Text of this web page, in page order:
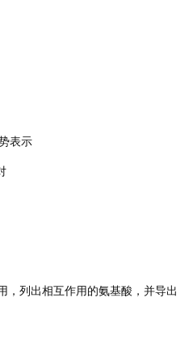
表示
，列出相互作用的氨基酸，并导出